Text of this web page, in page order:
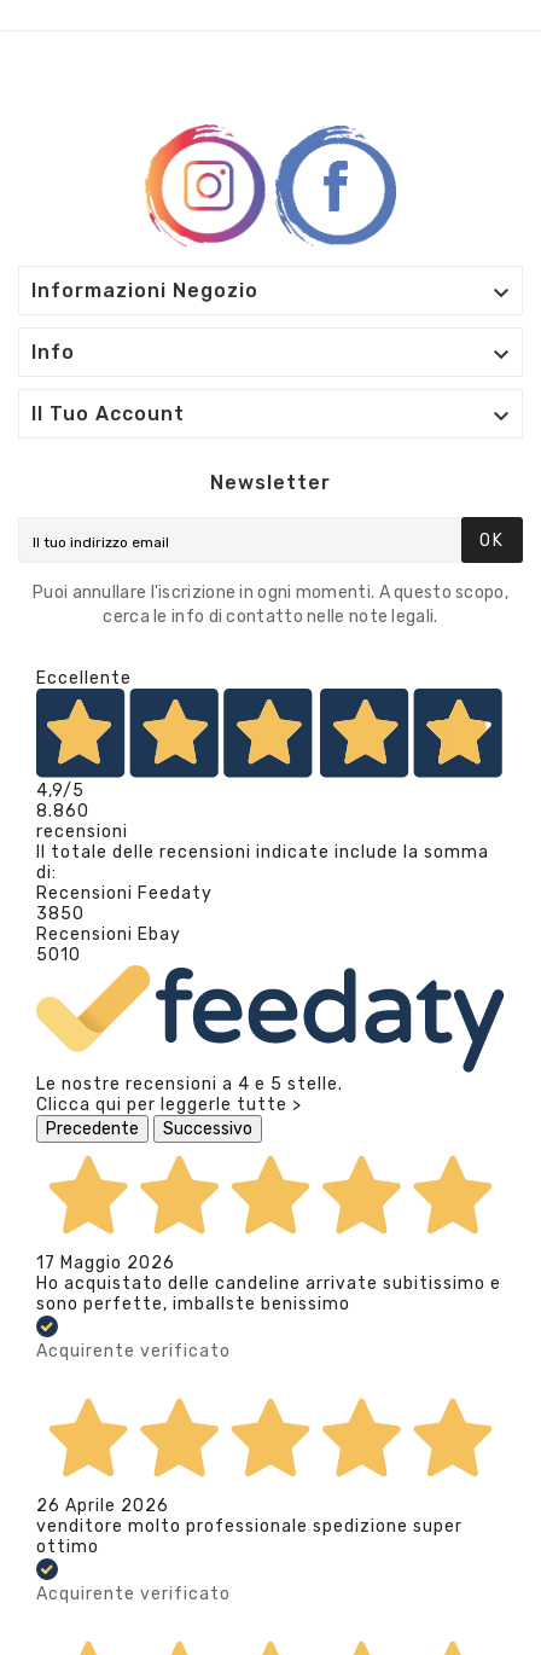
Informazioni Negozio 
Info 
Il Tuo Account 
Newsletter
OK
Puoi annullare l'iscrizione in ogni momenti. A questo scopo,
cerca le info di contatto nelle note legali.
Eccellente
4,9/5
8.860
recensioni
Il totale delle recensioni indicate include la somma
di:
Recensioni Feedaty
3850
Recensioni Ebay
5010
Le nostre recensioni a 4 e 5 stelle.
Clicca qui per leggerle tutte >
Precedente
Successivo
17 Maggio 2026
Ho acquistato delle candeline arrivate subitissimo e
sono perfette, imballste benissimo
Acquirente verificato
26 Aprile 2026
venditore molto professionale spedizione super
ottimo
Acquirente verificato